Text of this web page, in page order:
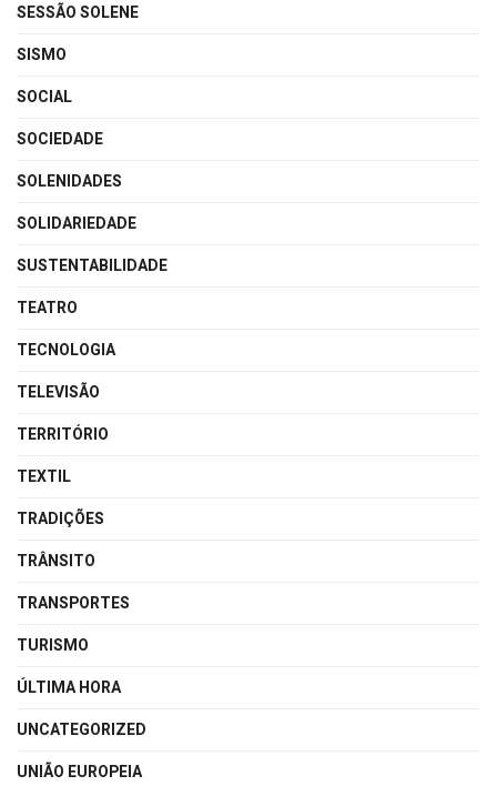
SESSÃO SOLENE
SISMO
SOCIAL
SOCIEDADE
SOLENIDADES
SOLIDARIEDADE
SUSTENTABILIDADE
TEATRO
TECNOLOGIA
TELEVISÃO
TERRITÓRIO
TEXTIL
TRADIÇÕES
TRÂNSITO
TRANSPORTES
TURISMO
ÚLTIMA HORA
UNCATEGORIZED
UNIÃO EUROPEIA